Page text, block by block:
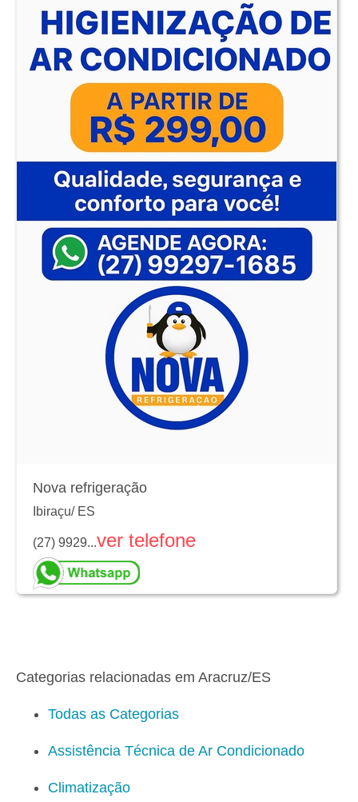
Nova refrigeração
Ibiraçu/ ES
(27) 9929...ver telefone
Categorias relacionadas em Aracruz/ES
Todas as Categorias
Assistência Técnica de Ar Condicionado
Climatização